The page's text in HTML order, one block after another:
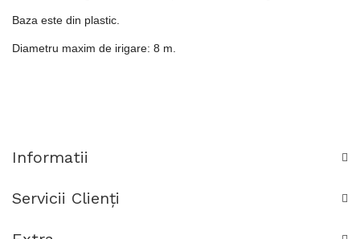
Baza este din plastic.
Diametru maxim de irigare: 8 m.
Informatii
Servicii Clienţi